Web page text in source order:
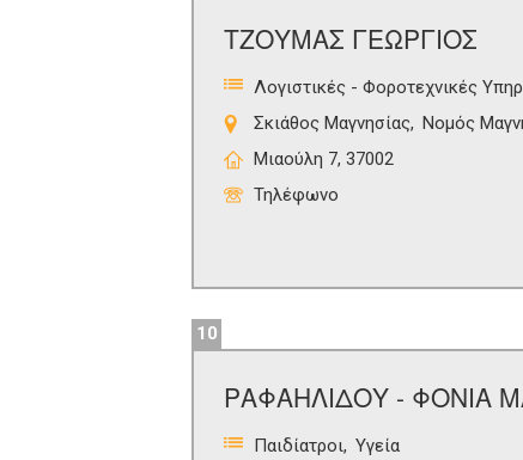
ΤΖΟΥΜΑΣ ΓΕΩΡΓΙΟΣ
Λογιστικές - Φοροτεχνικές
Σκιάθος Μαγνησίας
Νομός
Μιαούλη 7, 37002
Τηλέφωνο
10
ΡΑΦΑΗΛΙΔΟΥ - ΦΟΝΙΑ
Παιδίατροι Υγεία